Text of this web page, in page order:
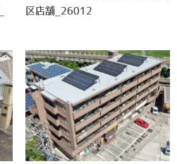
区店舗_26012